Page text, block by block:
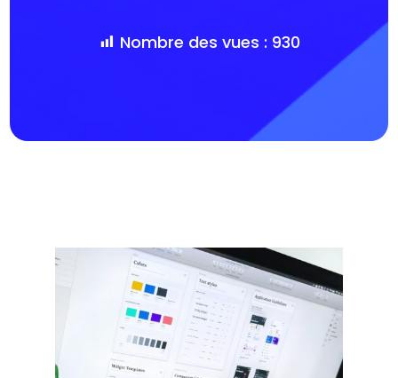
Nombre des vues : 930